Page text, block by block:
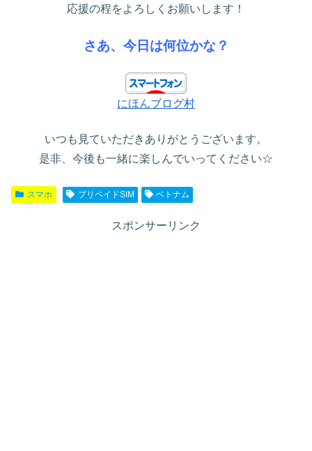
応援の程をよろしくお願いします！
さあ、今日は何位かな？
にほんブログ村
いつも見ていただきありがとうございます。
是非、今後も一緒に楽しんでいってください☆
スマホ プリペイドSIM ベトナム
スポンサーリンク